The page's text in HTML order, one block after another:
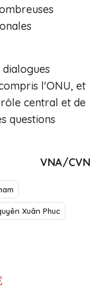
l'ONU, et
central et de
questions
VNA/CVN
Xuân Phuc